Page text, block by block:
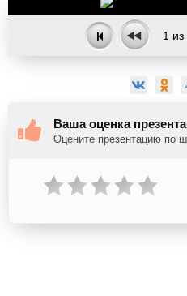
1 из
Ваша оценка
Оцените презентацию по